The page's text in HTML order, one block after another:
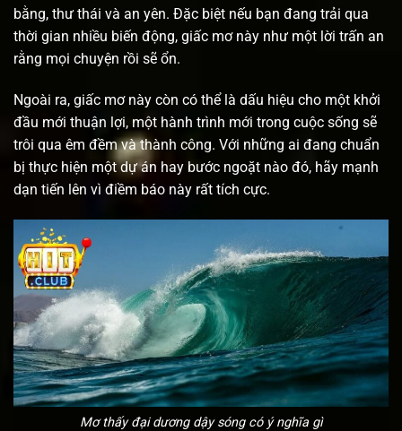
bằng, thư thái và an yên. Đặc biệt nếu bạn đang trải qua
thời gian nhiều biến động, giấc mơ này như một lời trấn an
rằng mọi chuyện rồi sẽ ổn.
Ngoài ra, giấc mơ này còn có thể là dấu hiệu cho một khởi
đầu mới thuận lợi, một hành trình mới trong cuộc sống sẽ
trôi qua êm đềm và thành công. Với những ai đang chuẩn
bị thực hiện một dự án hay bước ngoặt nào đó, hãy mạnh
dạn tiến lên vì điềm báo này rất tích cực.
Mơ thấy đại dương dậy sóng có ý nghĩa gì